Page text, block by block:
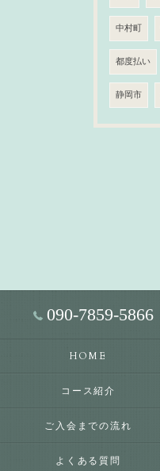
中村町
都度払い
静岡市
090-7859-5866
HOME
コース紹介
ご入会までの流れ
よくある質問